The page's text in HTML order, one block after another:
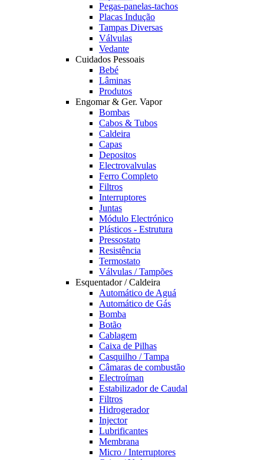
Pegas-panelas-tachos
Placas Indução
Tampas Diversas
Válvulas
Vedante
Cuidados Pessoais
Bebé
Lâminas
Produtos
Engomar & Ger. Vapor
Bombas
Cabos & Tubos
Caldeira
Capas
Depositos
Electrovalvulas
Ferro Completo
Filtros
Interruptores
Juntas
Módulo Electrónico
Plásticos - Estrutura
Pressostato
Resistência
Termostato
Válvulas / Tampões
Esquentador / Caldeira
Automático de Aguá
Automático de Gás
Bomba
Botão
Cablagem
Caixa de Pilhas
Casquilho / Tampa
Câmaras de combustão
Electroíman
Estabilizador de Caudal
Filtros
Hidrogerador
Injector
Lubrificantes
Membrana
Micro / Interruptores